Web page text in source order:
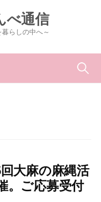
べ通信
らしの中へ～
検
大麻の麻縄活
。ご応募受付